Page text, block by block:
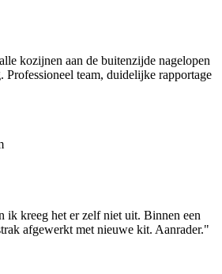
kozijnen aan de buitenzijde nagelopen
Professioneel team, duidelijke rapportage
ik kreeg het er zelf niet uit. Binnen een
afgewerkt met nieuwe kit. Aanrader."